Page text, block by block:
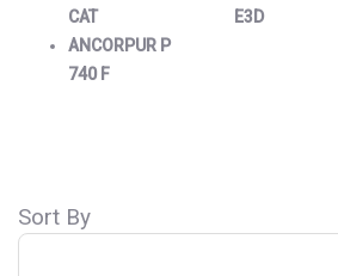
CAT
ANCORPUR P
740 F
E3D
Sort By